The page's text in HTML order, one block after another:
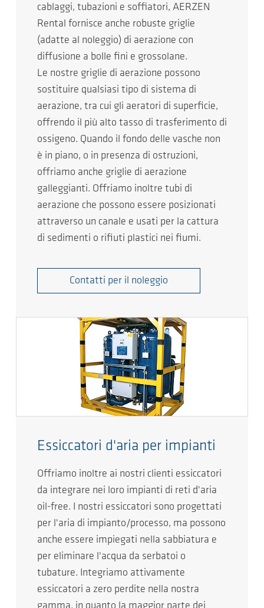
cablaggi, tubazioni e soffiatori, AERZEN
Rental fornisce anche robuste griglie
(adatte al noleggio) di aerazione con
diffusione a bolle fini e grossolane.
Le nostre griglie di aerazione possono
sostituire qualsiasi tipo di sistema di
aerazione, tra cui gli aeratori di superficie,
offrendo il più alto tasso di trasferimento di
ossigeno. Quando il fondo delle vasche non
è in piano, o in presenza di ostruzioni,
offriamo anche griglie di aerazione
galleggianti. Offriamo inoltre tubi di
aerazione che possono essere posizionati
attraverso un canale e usati per la cattura
di sedimenti o rifiuti plastici nei fiumi.
Contatti per il noleggio
Essiccatori d'aria per impianti
Offriamo inoltre ai nostri clienti essiccatori
da integrare nei loro impianti di reti d'aria
oil-free. I nostri essiccatori sono progettati
per l'aria di impianto/processo, ma possono
anche essere impiegati nella sabbiatura e
per eliminare l'acqua da serbatoi o
tubature. Integriamo attivamente
essiccatori a zero perdite nella nostra